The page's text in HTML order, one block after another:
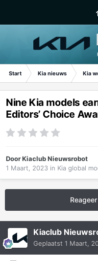
Start Kia nieuws Kia
Nine Kia models
Editors’ Choice
DoorKiaclub Nieuwsrobot
1 Maart, 2023 in Kia global
Kiaclub
Geplaatst 1 Maart,